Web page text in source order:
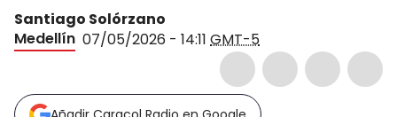
Santiago Solórzano
Medellín 07/05/2026 - 14:11 GMT-5